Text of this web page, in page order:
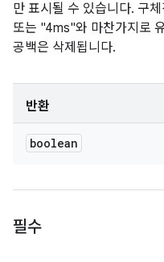
만 표시될 수 있습니다. 구
또는 "4ms"와 마찬가지로
공백은 삭제됩니다.
반환
boolean
필수